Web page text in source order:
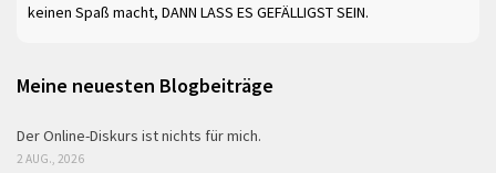
keinen Spaß macht, DANN LASS ES GEFÄLLIGST SEIN.
Meine neuesten Blogbeiträge
Der Online-Diskurs ist nichts für mich.
2 AUG., 2026